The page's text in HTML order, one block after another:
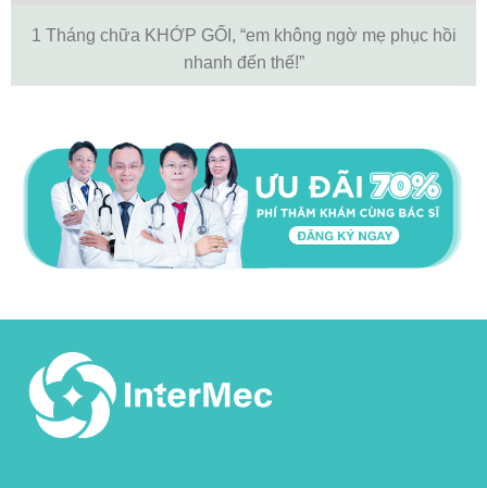
1 Tháng chữa KHỚP GỐI, “em không ngờ mẹ phục hồi
nhanh đến thế!”